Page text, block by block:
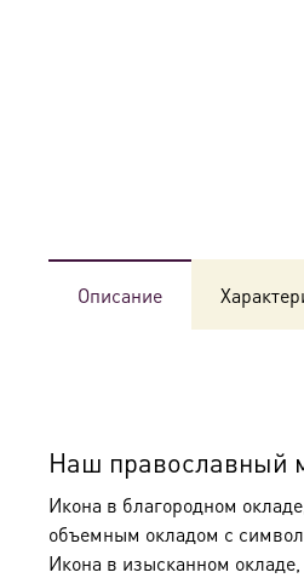
Описание
Наш православный
Икона в благородном
объемным окладом с
Икона в изысканном